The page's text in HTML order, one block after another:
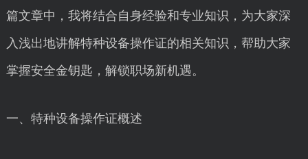
篇文章中，我将结合自身经验和专业知识，为大家深
入浅出地讲解特种设备操作证的相关知识，帮助大家
掌握安全金钥匙，解锁职场新机遇。
一、特种设备操作证概述